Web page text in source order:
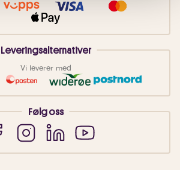
Leveringsalternativer
Vi leverer med
Følg oss